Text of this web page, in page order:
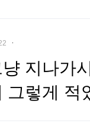
지나가
그렇게 적